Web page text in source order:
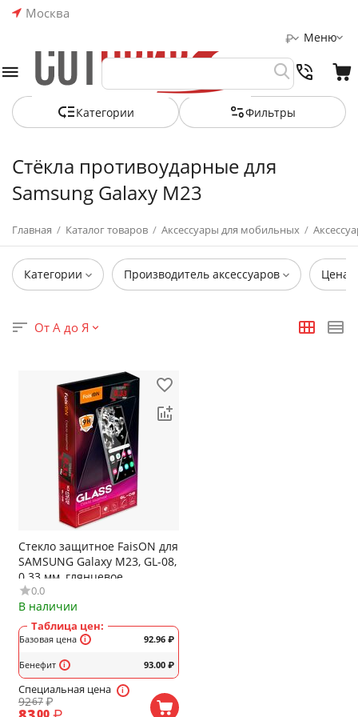
Москва
Меню
₽
Категории Фильтры
Стёкла противоударные для
Samsung Galaxy M23
Главная / Каталог товаров / Аксессуары для мобильных /
Категории Производитель аксессуаров Цена
От А до Я
Стекло защитное FaisON для
SAMSUNG Galaxy M23, GL-08,
0.33 мм, глянцевое
0.0
В наличии
Таблица цен:
Базовая цена
Бенефит
92.96 ₽
93.00 ₽
Специальная цена
9267 ₽
00